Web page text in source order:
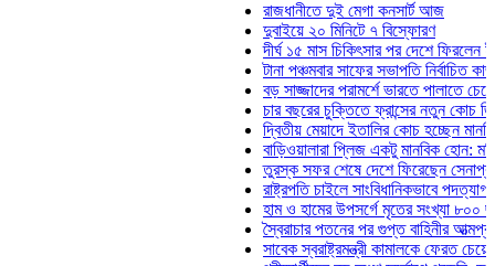
রাজধানীতে দুই মেগা কনসার্ট আজ
দুবাইয়ে ২০ মিনিটে ৭ বিস্ফোরণ
দীর্ঘ ১৫ মাস চিকিৎসার পর দেশে ফিরলেন ইলিয়াস
টানা পঞ্চমবার সাফের সভাপতি নির্বাচিত কাজী
বড় সাজ্জাদের পরামর্শে ভারতে পালাতে চেয়েছিলেন
চার বছরের চুক্তিতে ফ্রান্সের নতুন কোচ জিদান
দ্বিতীয় মেয়াদে ইতালির কোচ হচ্ছেন মানচিনি
বাড়িওয়ালারা প্লিজ একটু মানবিক হোন: মনিরা মিঠু
তুরস্ক সফর শেষে দেশে ফিরেছেন সেনাপ্রধান
রাষ্ট্রপতি চাইলে সাংবিধানিকভাবে পদত্যাগ করতে
হাম ও হামের উপসর্গে মৃতের সংখ্যা ৮০০ ছাড়াল
স্বৈরাচার পতনের পর গুপ্ত বাহিনীর আত্মপ্রকাশ:
সাবেক স্বরাষ্ট্রমন্ত্রী কামালকে ফেরত চেয়ে দিল্লিকে